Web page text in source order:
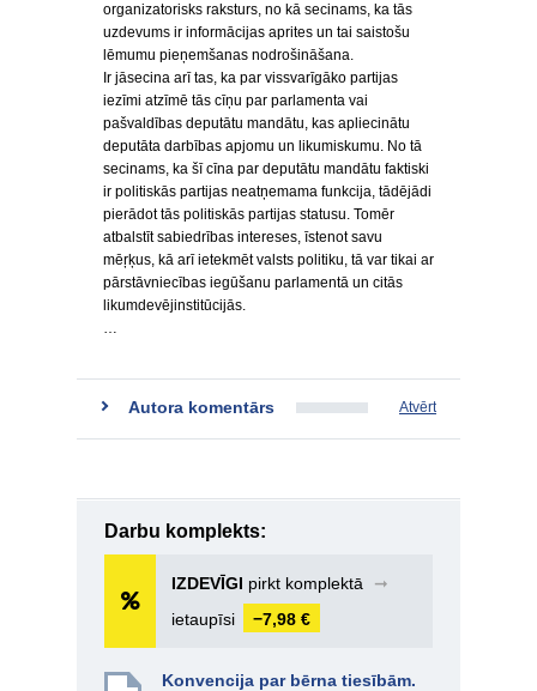
organizatorisks raksturs, no kā secinams, ka tās
uzdevums ir informācijas aprites un tai saistošu
lēmumu pieņemšanas nodrošināšana.
Ir jāsecina arī tas, ka par vissvarīgāko partijas
iezīmi atzīmē tās cīņu par parlamenta vai
pašvaldības deputātu mandātu, kas apliecinātu
deputāta darbības apjomu un likumiskumu. No tā
secinams, ka šī cīna par deputātu mandātu faktiski
ir politiskās partijas neatņemama funkcija, tādējādi
pierādot tās politiskās partijas statusu. Tomēr
atbalstīt sabiedrības intereses, īstenot savu
mēŗķus, kā arī ietekmēt valsts politiku, tā var tikai ar
pārstāvniecības iegūšanu parlamentā un citās
likumdevējinstitūcijās.
…
Autora komentārs Atvērt
Darbu komplekts:
IZDEVĪGI pirkt komplektā
➞
ietaupīsi
−7,98 €
Konvencija par bērna tiesībām.